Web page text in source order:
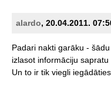
alardo, 20.04.2011.
Padari nakti garāku - šādu
izlasot informāciju sapratu
Un to ir tik viegli iegādāties,